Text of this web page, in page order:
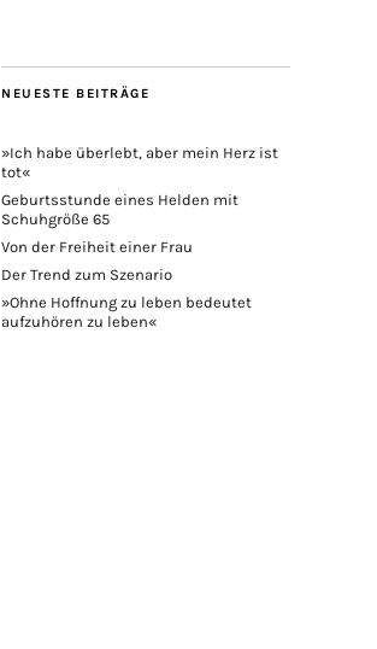
NEUESTE BEITRÄGE
»Ich habe überlebt, aber mein Herz ist
tot«
Geburtsstunde eines Helden mit
Schuhgröße 65
Von der Freiheit einer Frau
Der Trend zum Szenario
»Ohne Hoffnung zu leben bedeutet
aufzuhören zu leben«